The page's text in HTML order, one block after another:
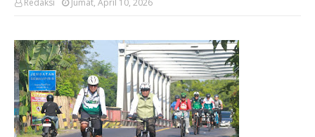
Redaksi Jumat, April 10, 2026